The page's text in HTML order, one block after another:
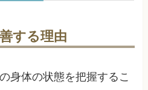
する理由
身体の状態を把握するこ